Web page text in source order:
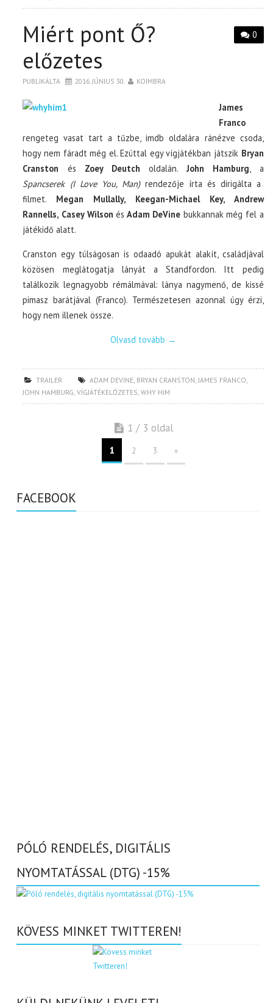
0
Miért pont Ő?
előzetes
PUBLIKÁLTA 2016. JÚNIUS 30. KOIMBRA
James
Franco
rengeteg vasat tart a tűzbe, imdb oldalára ránézve csoda,
hogy nem fáradt még el. Ezúttal egy vígjátékban játszikBryan
Cranston és Zoey Deutch oldalán.John Hamburg, a
Spancserek (I Love You, Man)rendezője írta és dirigálta a
filmet. Megan Mullally, Keegan-Michael Key, Andrew
Rannells, Casey Wilson és Adam DeVine bukkannak még fel a
játékidő alatt.
Cranston egy túlságosan is odaadó apukát alakít, családjával
közösen meglátogatja lányát a Standfordon. Itt pedig
találkozik legnagyobb rémálmával: lánya nagymenő, de kissé
pimasz barátjával (Franco). Természetesen azonnal úgy érzi,
hogy nem illenek össze.
Olvasd tovább →
TRAILER ADAM DEVINE, BRYAN CRANSTON,JAMES FRANCO,
JOHN HAMBURG,VÍGJÁTÉKELŐZETES,WHY HIM
1 / 3 oldal
1 2 3 »
FACEBOOK
PÓLÓ RENDELÉS, DIGITÁLIS
NYOMTATÁSSAL (DTG) -15%
KÖVESS MINKET TWITTEREN!